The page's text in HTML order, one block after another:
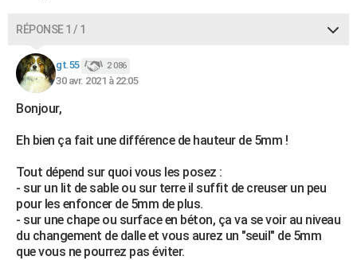
COPAINS D'AVANT
S'inscrire
Se connecter
Lycées
Collèges
Primaires
Universités
Entreprises
Service militaire
Avis de recherche
AVIS DE DÉCÈS
FORUM
Bricolage
Lifestyle
Culture
Sport
Auto
Television
Voyage
Cinema
RÉPONSE 1 / 1
gt.55 2 086
30 avr. 2021 à 22:05
Bonjour,
Eh bien ça fait une différence de hauteur de 5mm !
Tout dépend sur quoi vous les posez :
- sur un lit de sable ou sur terre il suffit de creuser un peu
pour les enfoncer de 5mm de plus.
- sur une chape ou surface en béton, ça va se voir au niveau
du changement de dalle et vous aurez un "seuil" de 5mm
que vous ne pourrez pas éviter.